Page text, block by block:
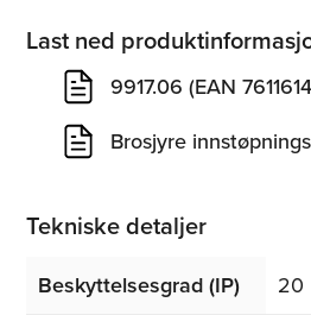
Last ned
9917.06 (EAN
Brosjyre
Tekniske detaljer
Beskyttelsesgrad (IP)
20